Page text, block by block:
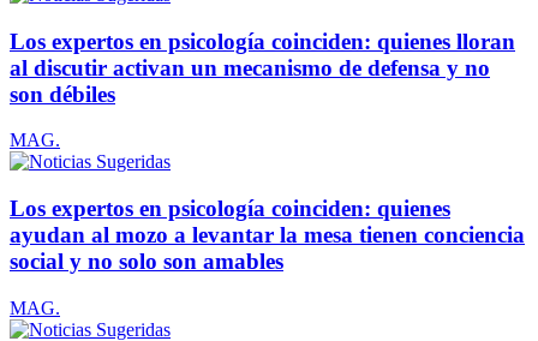
Los expertos en psicología coinciden: quienes lloran
al discutir activan un mecanismo de defensa y no
son débiles
MAG.
Los expertos en psicología coinciden: quienes
ayudan al mozo a levantar la mesa tienen conciencia
social y no solo son amables
MAG.